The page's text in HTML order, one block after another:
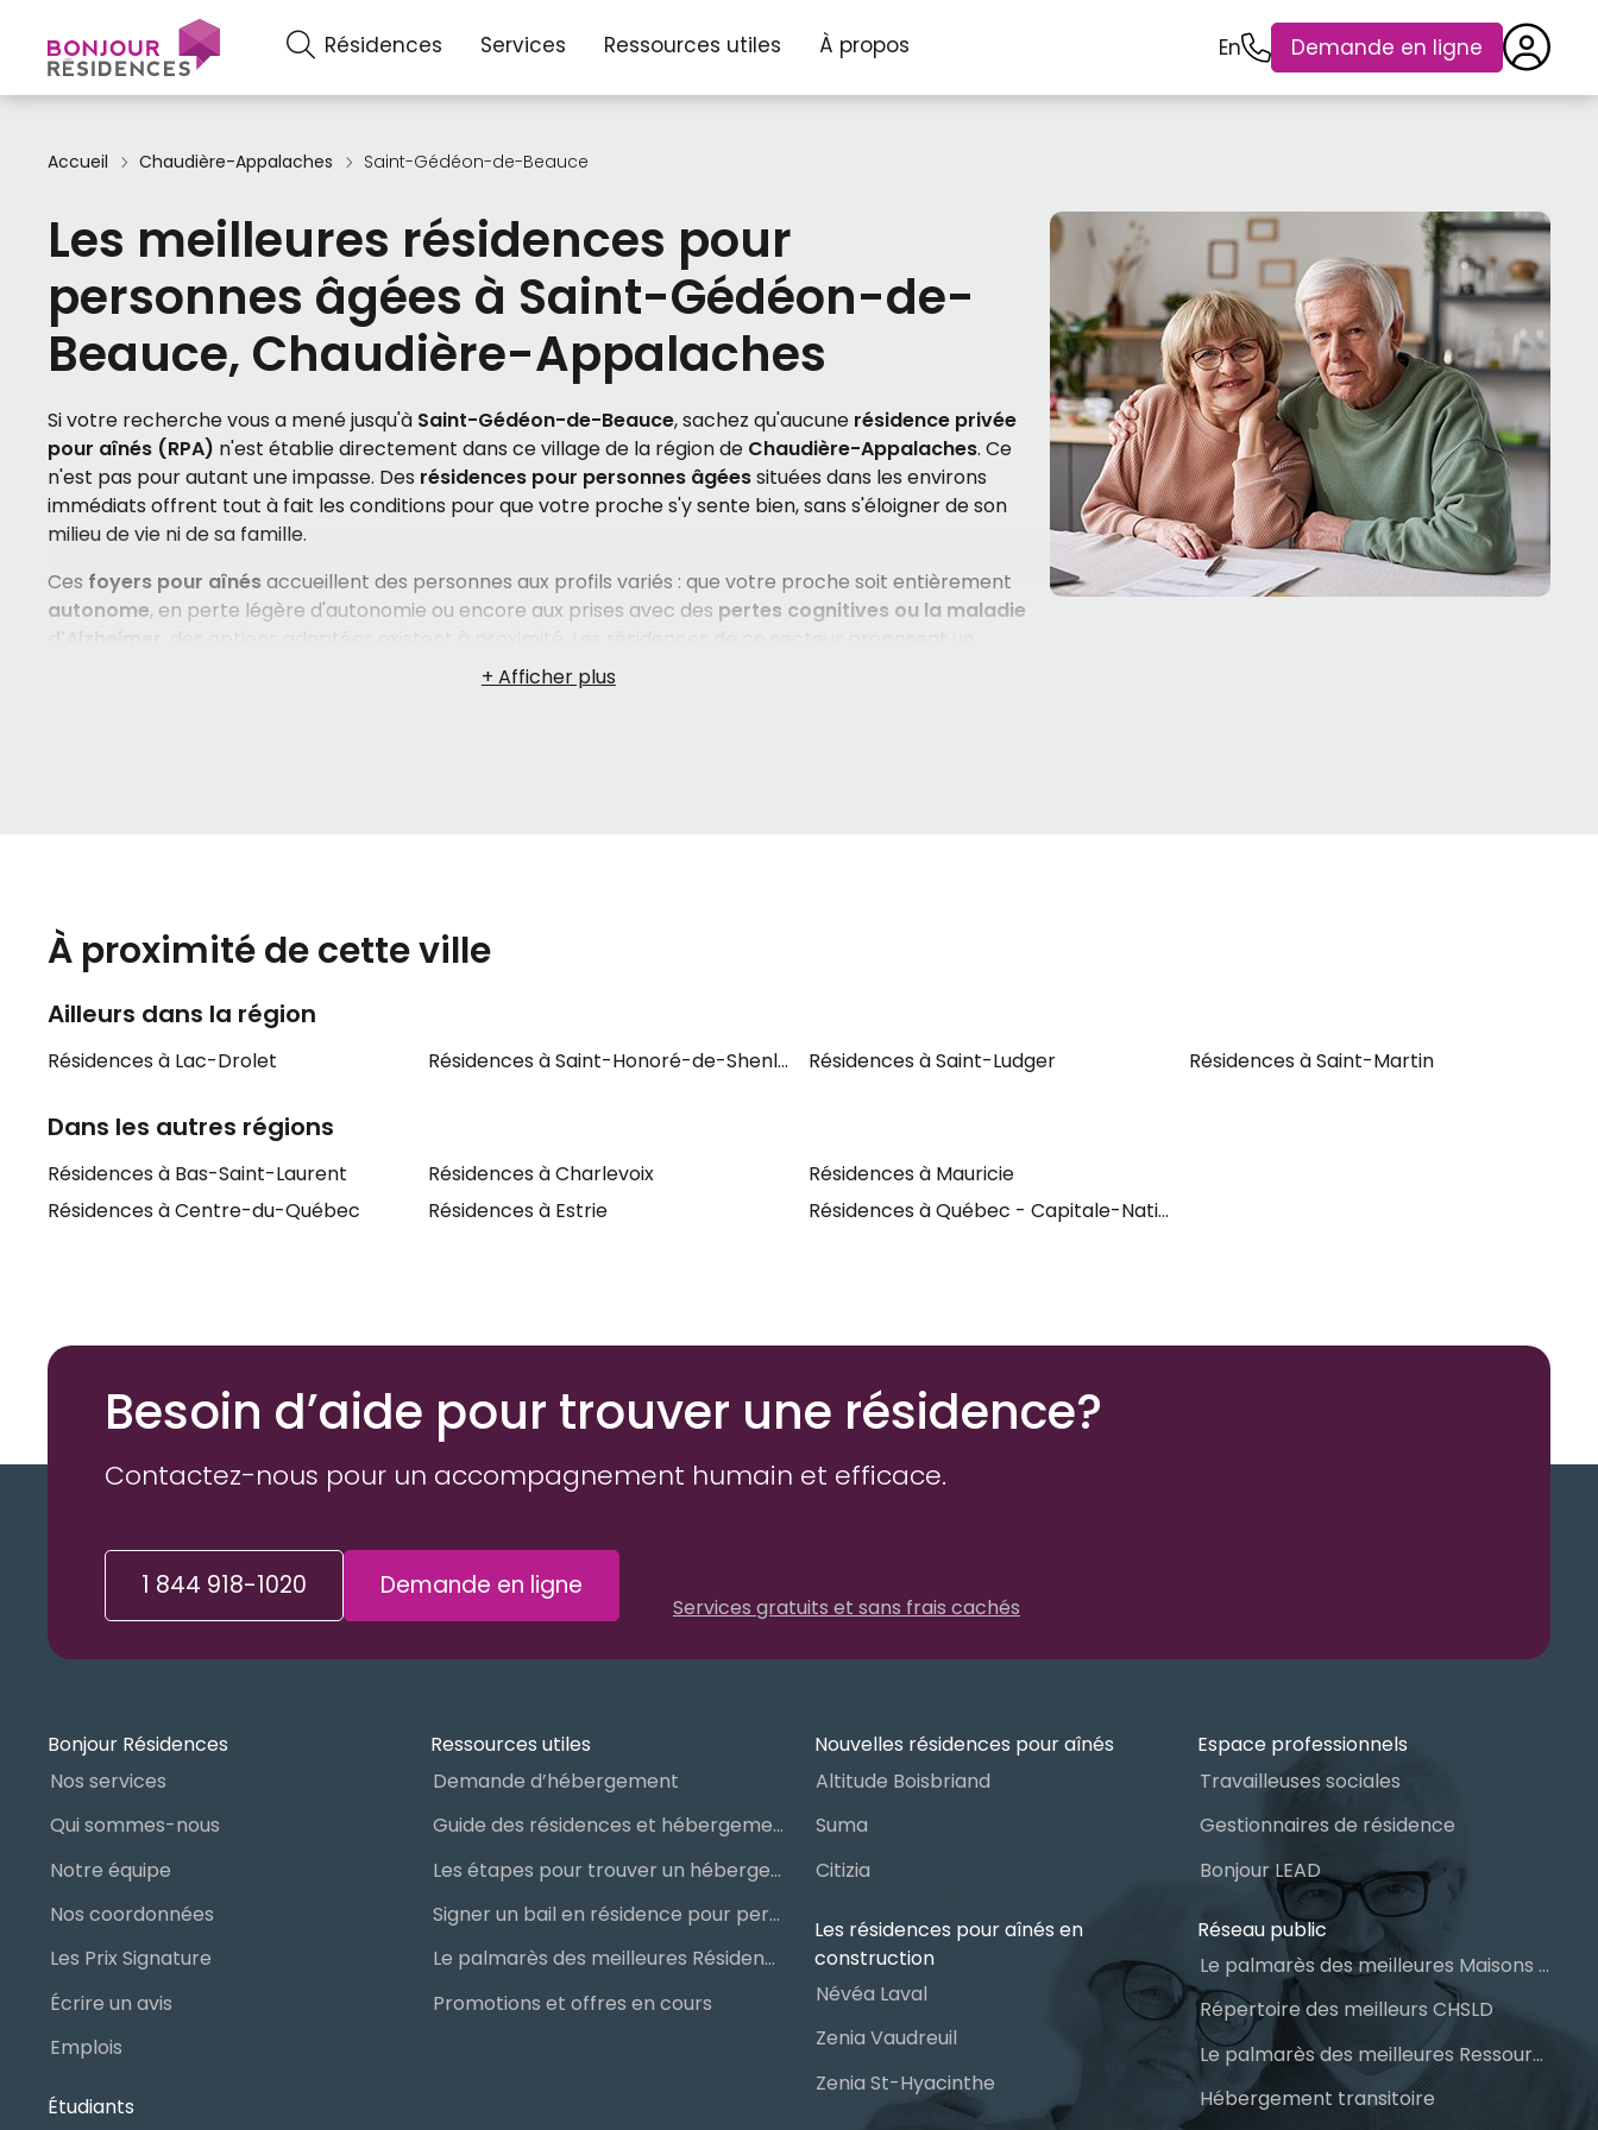
Résidences Services Ressources utiles À propos En Demande en ligne
Accueil Chaudière-Appalaches Saint-Gédéon-de-Beauce
Les meilleures résidences pour
personnes âgées à Saint-Gédéon-de-
Beauce, Chaudière-Appalaches
Si votre recherche vous a mené jusqu'à Saint-Gédéon-de-Beauce, sachez qu'aucune résidence privée
pour aînés (RPA) n'est établie directement dans ce village de la région de Chaudière-Appalaches. Ce
n'est pas pour autant une impasse. Des résidences pour personnes âgéessituées dans les environs
immédiats offrent tout à fait les conditions pour que votre proche s'y sente bien, sans s'éloigner de son
milieu de vie ni de sa famille.
Ces foyers pour aînésaccueillent des personnes aux profils variés : que votre proche soit entièrement
autonome, en perte légère d'autonomie ou encore aux prises avec des pertes cognitives ou la maladie
d'Alzheimer
environnement sécurisant où les résidents bénéficient de services du quotidien comme les
et de la literie, ainsi que des
pour trouver la résidence qui correspond vraiment aux besoins et aux habitudes de vie de votre proche.
À proximité de cette ville
Ailleurs dans la région
Résidences à Lac-Drolet Résidences à Saint-Honoré-de-Shenley Résidences à Saint-Ludger Résidences à Saint-Martin
Dans les autres régions
Résidences à Bas-Saint-Laurent
Résidences à Centre-du-Québec
Résidences à Charlevoix
Résidences à Estrie
Résidences à Mauricie
Résidences à Québec - Capitale-Nationale
Besoin d’aide pour trouver une résidence?
Contactez-nous pour un accompagnement humain et efficace.
1 844 918-1020 Demande en ligne
Services gratuits et sans frais cachés
Bonjour Résidences
Nos services
Qui sommes-nous
Notre équipe
Nos coordonnées
Les Prix Signature
Écrire un avis
Emplois
Étudiants
Ressources utiles
Demande d’hébergement
Guide des résidences et hébergements pour aînés
Les étapes pour trouver un hébergement public ou privé
Signer un bail en résidence pour personnes âgées (RPA) : ce qu’il faut savoir
Le palmarès des meilleures Résidences Privées pour Aînés (RPA)
Promotions et offres en cours
Nouvelles résidences pour aînés
Altitude Boisbriand
Suma
Citizia
Les résidences pour aînés en
construction
Névéa Laval
Zenia Vaudreuil
Zenia St-Hyacinthe
Espace professionnels
Travailleuses sociales
Gestionnaires de résidence
Bonjour LEAD
Réseau public
Le palmarès des meilleures Maisons des aînés du Québec
Répertoire des meilleurs CHSLD
Le palmarès des meilleures Ressources Intermédiaires (RI)
Hébergement transitoire